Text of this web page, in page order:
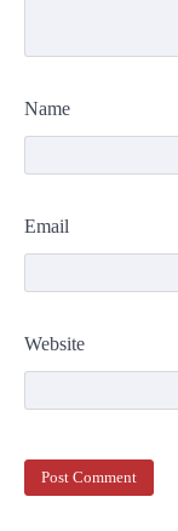
Name
Email
Website